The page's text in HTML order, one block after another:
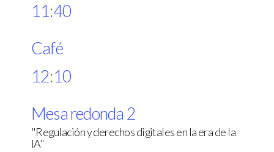
11:40
Café
12:10
Mesa redonda 2
"Regulación y derechos digitales en la era de la
IA"